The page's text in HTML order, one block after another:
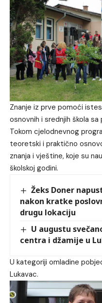
Znanje iz prve pomoći
osnovnih i srednjih škola
Tokom cjelodnevnog
teoretski i praktično
znanja i vještine, koje su
školskoj godini.
Žeks Doner
nakon kratke
drugu lokaciju
U augustu
centra i džamije u
U kategoriji omladine
Lukavac.